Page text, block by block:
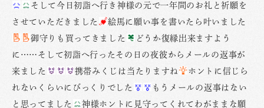
そして今日初詣へ行き神様の元で一年間のお礼と祈願を
させていただきました
絵馬に願い事を書いたら叶いました
御守りも買ってきました
どうか復縁出来ますよう
に……そして初詣へ行ったその日の夜彼からメールの返事が
来ました
携帯みくじは当たりますね
ホントに信じら
れないくらいにびっくりでした
もうメールの返事はない
と思ってました
神様ホントに見守ってくれてわがままな願